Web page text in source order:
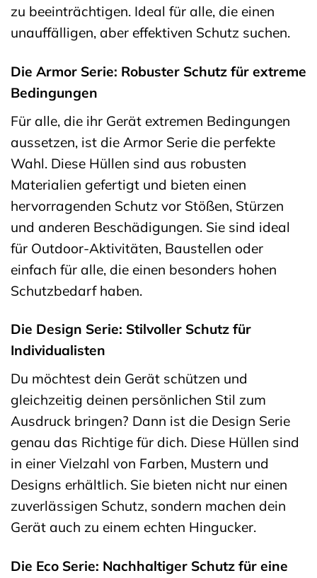
zu beeinträchtigen. Ideal für alle, die einen
unauffälligen, aber effektiven Schutz suchen.
Die Armor Serie: Robuster Schutz für extreme
Bedingungen
Für alle, die ihr Gerät extremen Bedingungen
aussetzen, ist die Armor Serie die perfekte
Wahl. Diese Hüllen sind aus robusten
Materialien gefertigt und bieten einen
hervorragenden Schutz vor Stößen, Stürzen
und anderen Beschädigungen. Sie sind ideal
für Outdoor-Aktivitäten, Baustellen oder
einfach für alle, die einen besonders hohen
Schutzbedarf haben.
Die Design Serie: Stilvoller Schutz für
Individualisten
Du möchtest dein Gerät schützen und
gleichzeitig deinen persönlichen Stil zum
Ausdruck bringen? Dann ist die Design Serie
genau das Richtige für dich. Diese Hüllen sind
in einer Vielzahl von Farben, Mustern und
Designs erhältlich. Sie bieten nicht nur einen
zuverlässigen Schutz, sondern machen dein
Gerät auch zu einem echten Hingucker.
Die Eco Serie: Nachhaltiger Schutz für eine